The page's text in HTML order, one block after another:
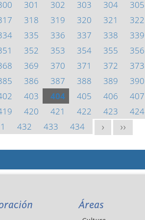
301 302 303 304 305
318 319 320 321 322
335 336 337 338 339
352 353 354 355 356
369 370 371 372 373
386 387 388 389 390
403 404 405 406 407
420 421 422 423 424
432 433 434 > >>
Áreas